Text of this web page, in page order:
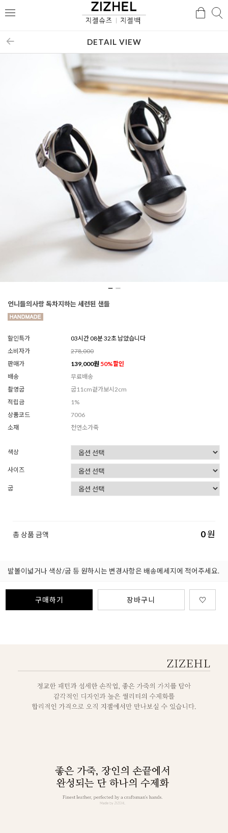
메
검
DETAIL VIEW
언니들의사랑 독차지하는 세련된 샌들
할인특가
03시간 08분 30초 남았습니다
소비자가
278,000
판매가
139,000원 50%할인
배송
무료배송
촬영굽
굽11cm겉가보시2cm
적립금
1%
상품코드
7006
소재
천연소가죽
색상
사이즈
굽
총 상품 금액 0원
발볼이넓거나 색상/굽 등 원하시는 변경사항은 배송메세지에 적어주세요.
구매하기 장바구니 ♡